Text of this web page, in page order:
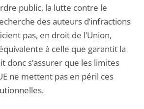
public, la lutte contre le
des auteurs d’infractions
pas, en droit de l’Union,
à celle que garantit la
donc s’assurer que les limites
ne mettent pas en péril ces